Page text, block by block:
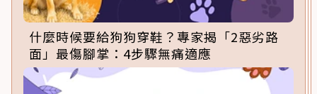
什麼時候要給狗狗穿鞋？專家揭「2惡劣路
面」最傷腳掌：4步驟無痛適應